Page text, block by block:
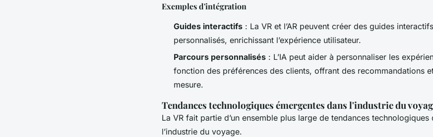
Exemples d'intégration
Guides interactifs : La VR et l’AR peuvent créer des guides
personnalisés, enrichissant l’expérience utilisateur.
Parcours personnalisés : L’IA peut aider à personnaliser les
fonction des préférences des clients, offrant des recommandations
mesure.
Tendances technologiques émergentes dans l'industrie du
La VR fait partie d’un ensemble plus large de tendances
l’industrie du voyage.